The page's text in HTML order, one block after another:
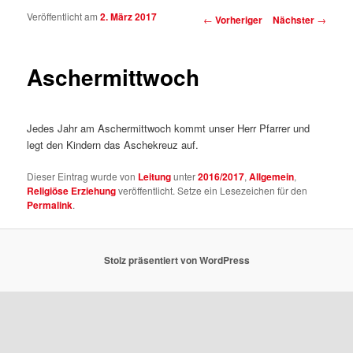
Beitragsnavigation
← Vorheriger Nächster →
Aschermittwoch
Veröffentlicht am2. März 2017
Jedes Jahr am Aschermittwoch kommt unser Herr Pfarrer und
legt den Kindern das Aschekreuz auf.
Dieser Eintrag wurde von Leitungunter2016/2017,Allgemein,
Religiöse Erziehungveröffentlicht. Setze ein Lesezeichen für den
Permalink.
Stolz präsentiert von WordPress